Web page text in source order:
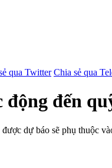
qua Twitter Chia sẻ qua
động đến
dự báo sẽ phụ thuộc